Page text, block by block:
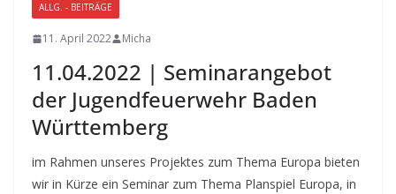
ALLG. - BEITRÄGE
11. April 2022 Micha
11.04.2022 | Seminarangebot
der Jugendfeuerwehr Baden
Württemberg
im Rahmen unseres Projektes zum Thema Europa bieten
wir in Kürze ein Seminar zum Thema Planspiel Europa, in